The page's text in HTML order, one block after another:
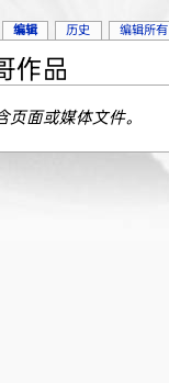
作品
面或媒体文件。
编辑 历史 编辑所有